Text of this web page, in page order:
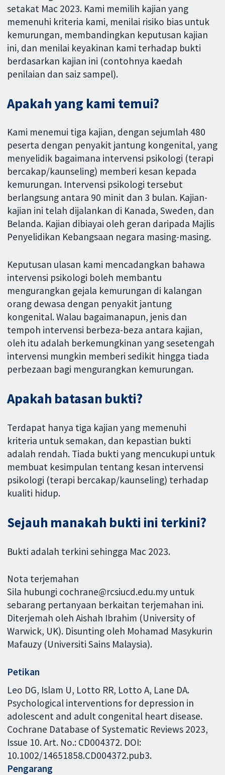
setakat Mac 2023. Kami memilih kajian yang
memenuhi kriteria kami, menilai risiko bias untuk
kemurungan, membandingkan keputusan kajian
ini, dan menilai keyakinan kami terhadap bukti
berdasarkan kajian ini (contohnya kaedah
penilaian dan saiz sampel).
Apakah yang kami temui?
Kami menemui tiga kajian, dengan sejumlah 480
peserta dengan penyakit jantung kongenital, yang
menyelidik bagaimana intervensi psikologi (terapi
bercakap/kaunseling) memberi kesan kepada
kemurungan. Intervensi psikologi tersebut
berlangsung antara 90 minit dan 3 bulan. Kajian-
kajian ini telah dijalankan di Kanada, Sweden, dan
Belanda. Kajian dibiayai oleh geran daripada Majlis
Penyelidikan Kebangsaan negara masing-masing.
Keputusan ulasan kami mencadangkan bahawa
intervensi psikologi boleh membantu
mengurangkan gejala kemurungan di kalangan
orang dewasa dengan penyakit jantung
kongenital. Walau bagaimanapun, jenis dan
tempoh intervensi berbeza-beza antara kajian,
oleh itu adalah berkemungkinan yang sesetengah
intervensi mungkin memberi sedikit hingga tiada
perbezaan bagi mengurangkan kemurungan.
Apakah batasan bukti?
Terdapat hanya tiga kajian yang memenuhi
kriteria untuk semakan, dan kepastian bukti
adalah rendah. Tiada bukti yang mencukupi untuk
membuat kesimpulan tentang kesan intervensi
psikologi (terapi bercakap/kaunseling) terhadap
kualiti hidup.
Sejauh manakah bukti ini terkini?
Bukti adalah terkini sehingga Mac 2023.
Nota terjemahan
Sila hubungi cochrane@rcsiucd.edu.my untuk
sebarang pertanyaan berkaitan terjemahan ini.
Diterjemah oleh Aishah Ibrahim (University of
Warwick, UK). Disunting oleh Mohamad Masykurin
Mafauzy (Universiti Sains Malaysia).
Petikan
Leo DG, Islam U, Lotto RR, Lotto A, Lane DA.
Psychological interventions for depression in
adolescent and adult congenital heart disease.
Cochrane Database of Systematic Reviews 2023,
Issue 10. Art. No.: CD004372. DOI:
10.1002/14651858.CD004372.pub3.
Pengarang